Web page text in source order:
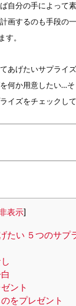
自分の手によって
画するのも手段の
。
あげたいサプライ
何か用意したい…
イズをチェックして
表示]
たい ５つのサプ
ント
をプレゼント